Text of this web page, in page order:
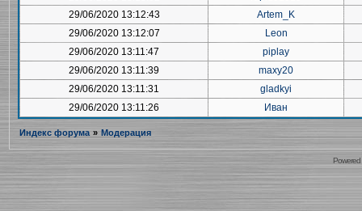
29/06/2020 13:12:43
Artem_K
29/06/2020 13:12:07
Leon
29/06/2020 13:11:47
piplay
29/06/2020 13:11:39
maxy20
29/06/2020 13:11:31
gladkyi
29/06/2020 13:11:26
Иван
Индекс форума » Модерация